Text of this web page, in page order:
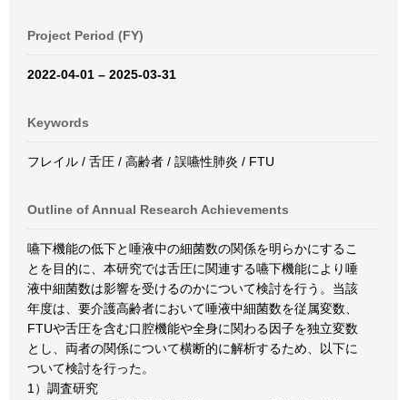
Project Period (FY)
2022-04-01 – 2025-03-31
Keywords
フレイル / 舌圧 / 高齢者 / 誤嚥性肺炎 / FTU
Outline of Annual Research Achievements
嚥下機能の低下と唾液中の細菌数の関係を明らかにするこ
とを目的に、本研究では舌圧に関連する嚥下機能により唾
液中細菌数は影響を受けるのかについて検討を行う。当該
年度は、要介護高齢者において唾液中細菌数を従属変数、
FTUや舌圧を含む口腔機能や全身に関わる因子を独立変数
とし、両者の関係について横断的に解析するため、以下に
ついて検討を行った。
1）調査研究